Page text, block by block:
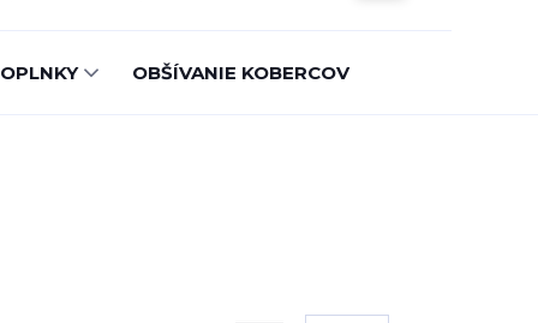
OBŠÍVANIE KOBERCOV